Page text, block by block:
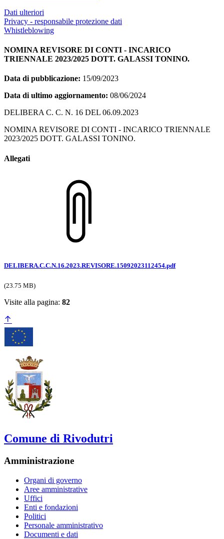
Dati ulteriori
Privacy - responsabile protezione dati
Whistleblowing
NOMINA REVISORE DI CONTI - INCARICO
TRIENNALE 2023/2025 DOTT. GALASSI TONINO.
Data di pubblicazione: 15/09/2023
Data di ultimo aggiornamento: 08/06/2024
DELIBERA C. C. N. 16 DEL 06.09.2023
NOMINA REVISORE DI CONTI - INCARICO TRIENNALE
2023/2025 DOTT. GALASSI TONINO.
Allegati
DELIBERA.C.C.N.16.2023.REVISORE.15092023112454.pdf
(23.75 MB)
Visite alla pagina: 82
Comune di Rivodutri
Amministrazione
Organi di governo
Aree amministrative
Uffici
Enti e fondazioni
Politici
Personale amministrativo
Documenti e dati